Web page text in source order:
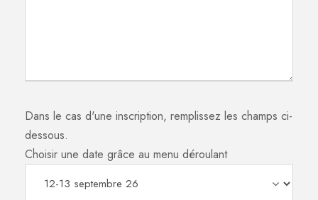
Dans le cas d'une inscription, remplissez les champs ci-
dessous.
Choisir une date grâce au menu déroulant